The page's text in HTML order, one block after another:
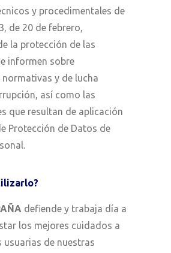
y procedimentales de
de 20 de febrero,
la protección de las
informen sobre
y de lucha
así como las
que resultan de aplicación
Protección de Datos de
defiende y trabaja día a
los mejores cuidados a
usuarias de nuestras